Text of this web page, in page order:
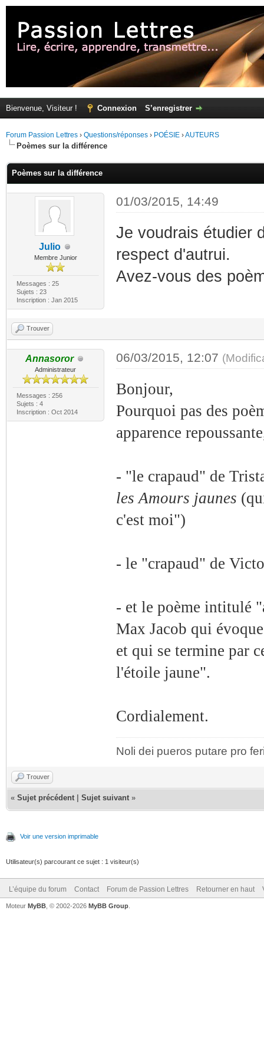
Bienvenue, Visiteur ! Connexion S’enregistrer
Forum Passion Lettres › Questions/réponses › POÉSIE ›AUTEURS
Poèmes sur la différence
Poèmes sur la différence
Julio
Membre Junior
Messages : 25
Sujets : 23
Inscription : Jan 2015
01/03/2015, 14:49
Je voudrais étudier
respect d'autrui.
Avez-vous des
Trouver
Annasoror
Administrateur
Messages : 256
Sujets : 4
Inscription : Oct 2014
06/03/2015, 12:07
Bonjour,
Pourquoi pas des
apparence
- "le crapaud" de
les Amours jaunes
c'est moi")
- le "crapaud" de
- et le poème intitulé
Max Jacob qui
et qui se termine par
l'étoile jaune".
Cordialement.
Noli dei pueros putare pro
Trouver
« Sujet précédent Sujet suivant »
Voir une version imprimable
Utilisateur(s) parcourant ce sujet : 1 visiteur(s)
L’équipe du forum Contact Forum de Passion Lettres Retourner en haut
Moteur MyBB , © 2002-2026 MyBB Group